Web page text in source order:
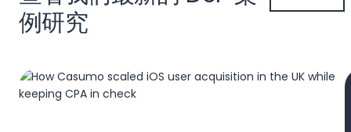
例研究